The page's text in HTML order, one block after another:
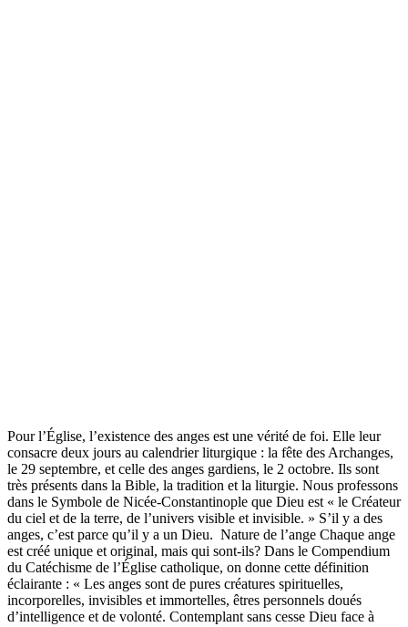
Pour l’Église, l’existence des anges est une vérité de foi. Elle leur
consacre deux jours au calendrier liturgique : la fête des Archanges,
le 29 septembre, et celle des anges gardiens, le 2 octobre. Ils sont
très présents dans la Bible, la tradition et la liturgie. Nous professons
dans le Symbole de Nicée-Constantinople que Dieu est « le Créateur
du ciel et de la terre, de l’univers visible et invisible. » S’il y a des
anges, c’est parce qu’il y a un Dieu. Nature de l’ange Chaque ange
est créé unique et original, mais qui sont-ils? Dans le Compendium
du Catéchisme de l’Église catholique, on donne cette définition
éclairante : « Les anges sont de pures créatures spirituelles,
incorporelles, invisibles et immortelles, êtres personnels doués
d’intelligence et de volonté. Contemplant sans cesse Dieu face à